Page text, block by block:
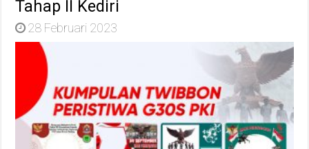
Tahap II Kediri
28 Februari 2023